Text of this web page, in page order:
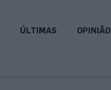
ÚLTIMAS OPINIÃO